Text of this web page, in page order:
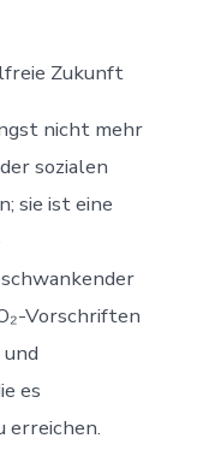
Zukunft
nicht mehr
sozialen
sie ist eine
Vorschriften
es
erreichen.